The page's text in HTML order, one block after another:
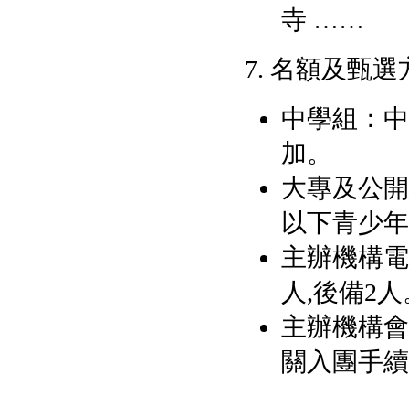
寺 ……
7. 名額及甄選
中學組：
加。
大專及公
以下青少
主辦機構
人,後備2
主辦機構
關入團手